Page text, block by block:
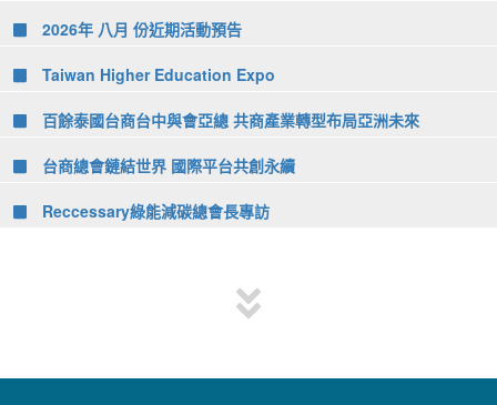
2026年 八月 份近期活動預告
Taiwan Higher Education Expo
百餘泰國台商台中與會亞總 共商產業轉型布局亞洲未來
台商總會鏈結世界 國際平台共創永續
Reccessary綠能減碳總會長專訪